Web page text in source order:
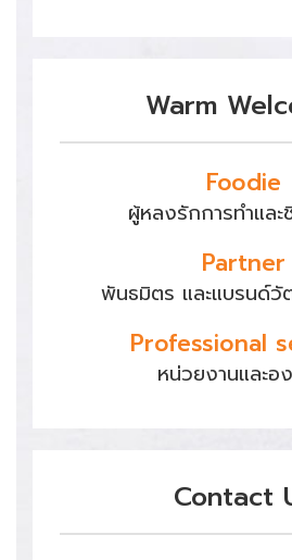
Warm
Foodie
ผู้หลงรักการทำและ
Partner
พันธมิตร และแบรนด์วั
Professional
หน่วยงานและอ
Contact